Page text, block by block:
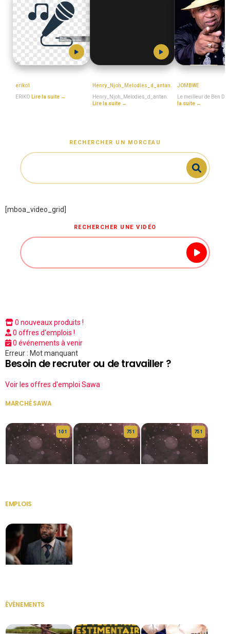
eriko1
ERIKO Lire la suite →
Henry_Njoh_Melodies_d_antan.
Henry_Njoh_Melodies_d_antan.
Lire la suite →
JOMBWE
Le meilleur de Ben
la suite →
RECHERCHER UN MORCEAU
[mboa_video_grid]
RECHERCHER UNE VIDÉO
0 nouveaux produits !
0 offres d'emplois !
0 événements à venir
Erreur : Mot manquant
Besoin de recruter ou de travailler ?
Voir les offres d'emploi Sawa
MARCHÉ SAWA
10 1 75 1 75 1
EMPLOIS
ÉVÉNEMENTS